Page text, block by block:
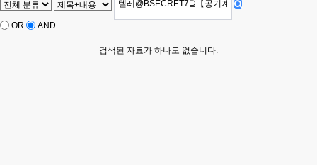
OR AND
검색된 자료가 하나도 없습니다.